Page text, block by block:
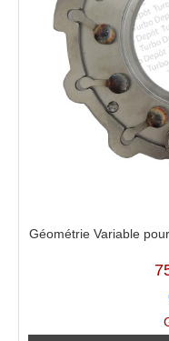
Géométrie Variable